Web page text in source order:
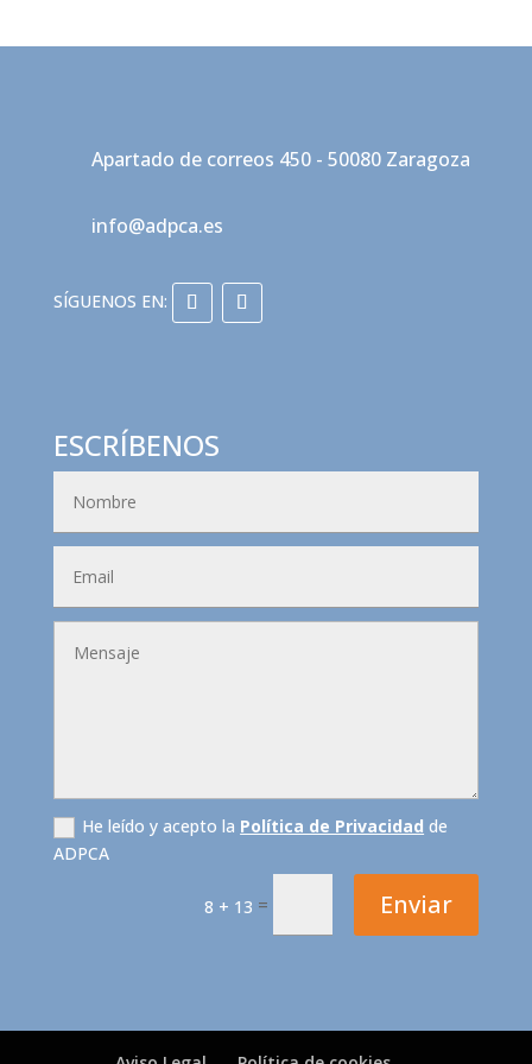
Apartado de correos 450 - 50080 Zaragoza
info@adpca.es
ESCRÍBENOS
He leído y acepto la Política de Privacidad de
ADPCA
8 + 13 = Enviar